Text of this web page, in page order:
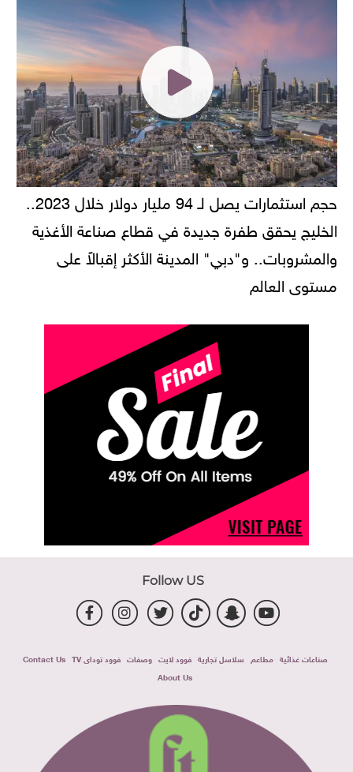
حجم استثمارات يصل لـ 94 مليار دولار خلال 2023..
الخليج يحقق طفرة جديدة في قطاع صناعة الأغذية
والمشروبات.. و"دبي" المدينة الأكثر إقبالاً على
مستوى العالم
Follow US
صناعات غذائية مطاعم سلاسل تجارية فوود لايت وصفات فوود توداى TV
Contact Us
About Us